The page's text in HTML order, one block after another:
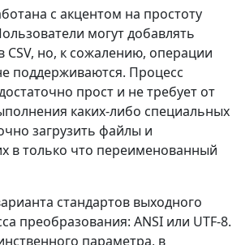
с акцентом на простоту
могут добавлять
CSV, но, к сожалению, операции
поддерживаются. Процесс
прост и не требует от
каких-либо специальных
загрузить файлы и
в только что переименованный
стандартов выходного
преобразования: ANSI или UTF-8.
параметра, в